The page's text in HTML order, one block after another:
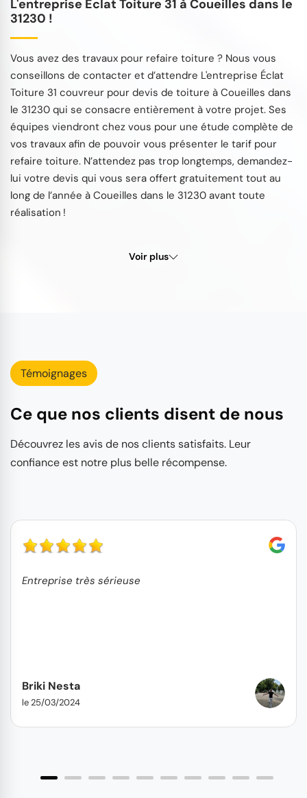
L'entreprise Éclat Toiture 31 à Coueilles dans le
31230 !
Vous avez des travaux pour refaire toiture ? Nous vous
conseillons de contacter et d’attendre L'entreprise Éclat
Toiture 31 couvreur pour devis de toiture à Coueilles dans
le 31230 qui se consacre entièrement à votre projet. Ses
équipes viendront chez vous pour une étude complète de
vos travaux afin de pouvoir vous présenter le tarif pour
refaire toiture. N’attendez pas trop longtemps, demandez-
lui votre devis qui vous sera offert gratuitement tout au
long de l’année à Coueilles dans le 31230 avant toute
réalisation !
Voir plus
Témoignages
Ce que nos clients disent de nous
Découvrez les avis de nos clients satisfaits. Leur
confiance est notre plus belle récompense.
Entreprise très sérieuse
Briki Nesta
le 25/03/2024